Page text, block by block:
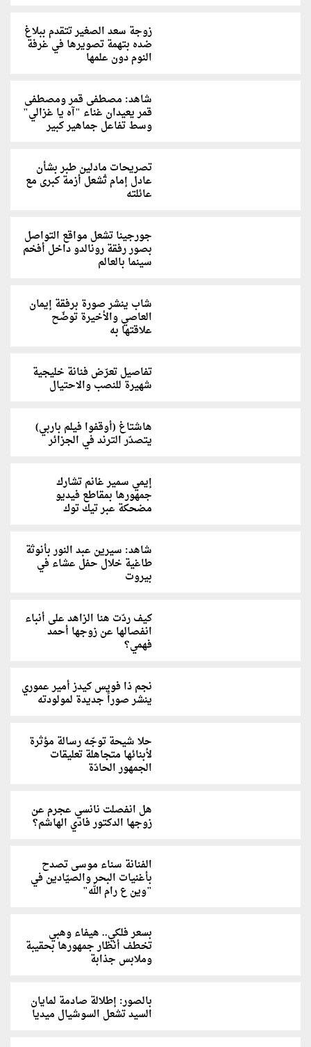
زوجة سعد الصغير تتقدم ببلاغ
ضده بتهمة تصويرها في غرفة
النوم دون علمها
شاهد: مصطفى قمر ومصطفى
قمر يعيدان غناء "آه يا غزالي"
وسط تفاعل جماهير كبير
تصريحات مادلين طبر بشأن
عادل إمام تُشعل أزمة كبرى مع
عائلته
جورجينا تشعل مواقع التواصل
بصور رفقة رونالدو داخل أفخم
سينما بالعالم
شاب ينشر صورة برفقة إيمان
العاصي والأخيرة توضّح
علاقتها به
تفاصيل تعرّض فنانة خليجية
شهيرة للنصب والاحتيال
هاشتاغ (أوقفوا فيلم باربي)
يتصدّر الترند في الجزائر
إيمي سمير غانم تشارك
جمهورها بمقاطع فيديو
مضحكة عبر تيك توك
شاهد: سيرين عبد النور بأنوثة
طاغية خلال حفل عشاء في
بيروت
كيف ردّت هنا الزاهد على أنباء
انفصالها عن زوجها أحمد
فهمي؟
نجم ذا فويس كيدز أمير عموري
ينشر صوراً جديدة لمولودته
حلا شيحة توجّه رسالة مؤثرة
لأبنائها متجاهلة تعليقات
الجمهور الحادّة
هل انفصلت نانسي عجرم عن
زوجها الدكتور فادي الهاشم؟
الفنانة سناء موسى تصدح
بأغنيات البحر والصيّادين في
"وين ع رام الله"
بسعر فلكي.. هيفاء وهبي
تخطف أنظار جمهورها بحقيبة
وملابس جذابة
بالصور: إطلالة صادمة لمايان
السيد تشعل السوشيال ميديا